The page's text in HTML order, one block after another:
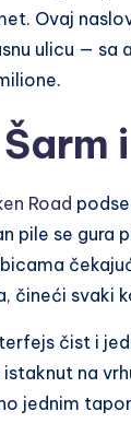
Ovaj
ulicu — sa
Road
pile se gura
čineći svaki
čist i
na
jednim